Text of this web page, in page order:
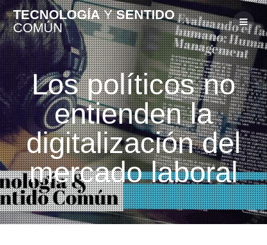
TECNOLOGÍAYSENTIDO
COMÚN
Los políticos no
entienden la
digitalización del
mercado laboral